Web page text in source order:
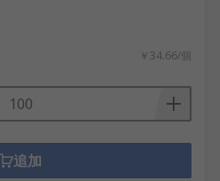
￥34.66/個
追加